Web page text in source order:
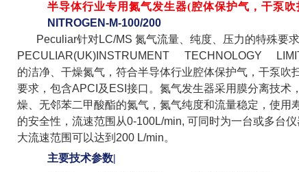
半导体行业专用氮气发生器(腔体保护气，干泵吹
NITROGEN-M-100/200
Peculiar针对LC/MS 氮气流量、纯度、压力的特殊要
PECULIAR(UK)INSTRUMENT TECHNOLOGY
的洁净、干燥氮气，符合半导体行业腔体保护气，干泵吹
要求，包含APCI及ESI接口。氮气发生器采用膜分离技术
燥、无邻苯二甲酸酯的氮气，氮气纯度和流量稳定，使用
的安全性，流速范围从0-100L/min, 可同时为一台或多台
大流速范围可以达到200 L/min。
主要技术参数|